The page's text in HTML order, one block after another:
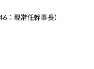
現常任幹事長）